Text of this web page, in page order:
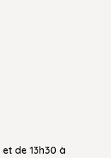
et de 13h30 à